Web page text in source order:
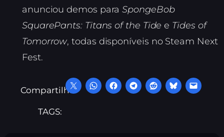
anunciou demos paraSpongeBob
SquarePants: Titans of the Tide e Tides of
Tomorrow, todas disponíveis no Steam Next
Fest.
Compartilhe:
TAGS: